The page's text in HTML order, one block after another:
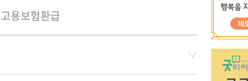
고용보험환급